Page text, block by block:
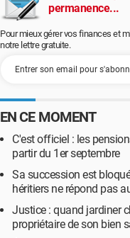
permanence...
Pour mieux gérer vos finances et
notre lettre gratuite.
EN CE MOMENT
C'est officiel : les
partir du 1er septembre
Sa succession est
héritiers ne répond pas
Justice : quand jardiner
propriétaire de son bien